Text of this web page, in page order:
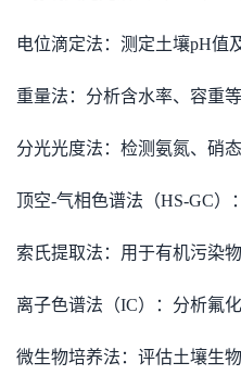
电位滴定法：测定土壤pH值
重量法：分析含水率、容重等
分光光度法：检测氨氮、硝
顶空-气相色谱法（HS-GC）
索氏提取法：用于有机污染
离子色谱法（IC）：分析氟
微生物培养法：评估土壤生